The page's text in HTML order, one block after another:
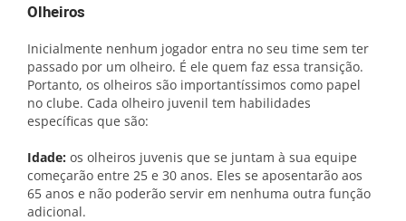
Olheiros
Inicialmente nenhum jogador entra no seu time sem ter
passado por um olheiro. É ele quem faz essa transição.
Portanto, os olheiros são importantíssimos como papel
no clube. Cada olheiro juvenil tem habilidades
específicas que são:
Idade: os olheiros juvenis que se juntam à sua equipe
começarão entre 25 e 30 anos. Eles se aposentarão aos
65 anos e não poderão servir em nenhuma outra função
adicional.